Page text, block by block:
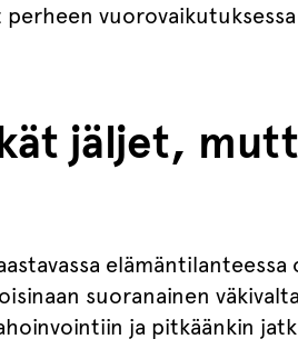
jäljet,
elämäntilanteessa
suoranainen
ja pitkäänkin